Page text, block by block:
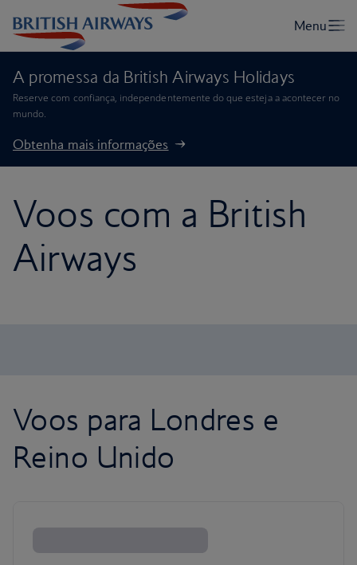
A promessa da British Airways Holidays
Reserve com confiança, independentemente do que esteja a acontecer no
mundo.
Obtenha mais informações
Voos com a British
Airways
Voos para Londres e
Reino Unido